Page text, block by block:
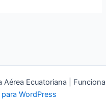
Ecuatoriana | Funciona
WordPress